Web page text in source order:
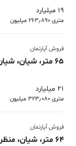
19 میلیارد
متری 263٫890 میلیون
فروش آپارتمان
21 میلیارد
متری 323٫080 میلیون
فروش آپارتمان